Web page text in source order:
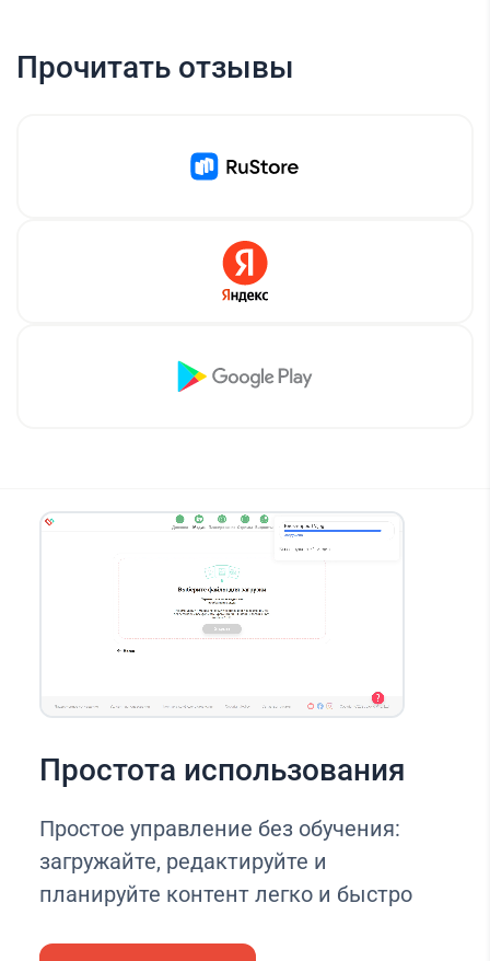
Прочитать отзывы
Простота использования
Простое управление без обучения:
загружайте, редактируйте и
планируйте контент легко и быстро